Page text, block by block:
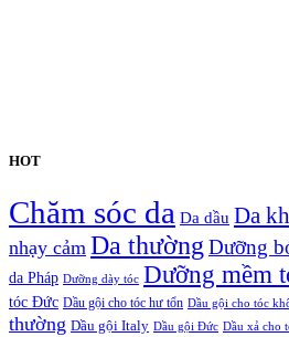
HOT
Chăm sóc da Da dầu Da
nhạy cảm Da thường Dưỡng
da Pháp Dưỡng dày tóc Dưỡng mềm
tóc Đức
Dầu gội cho tóc hư tổn Dầu gội cho tóc
thường Dầu gội Italy Dầu gội Đức Dầu xả cho